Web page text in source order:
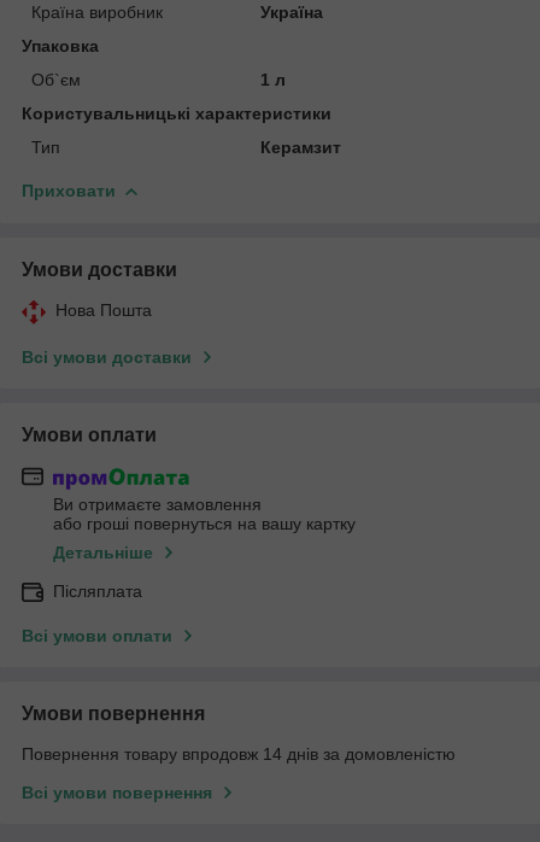
Країна виробник
Україна
Упаковка
Об`єм
1 л
Користувальницькі характеристики
Тип
Керамзит
Приховати
Умови доставки
Нова Пошта
Всі умови доставки
Умови оплати
Ви отримаєте замовлення
або гроші повернуться на вашу картку
Детальніше
Післяплата
Всі умови оплати
Умови повернення
Повернення товару впродовж 14 днів за домовленістю
Всі умови повернення